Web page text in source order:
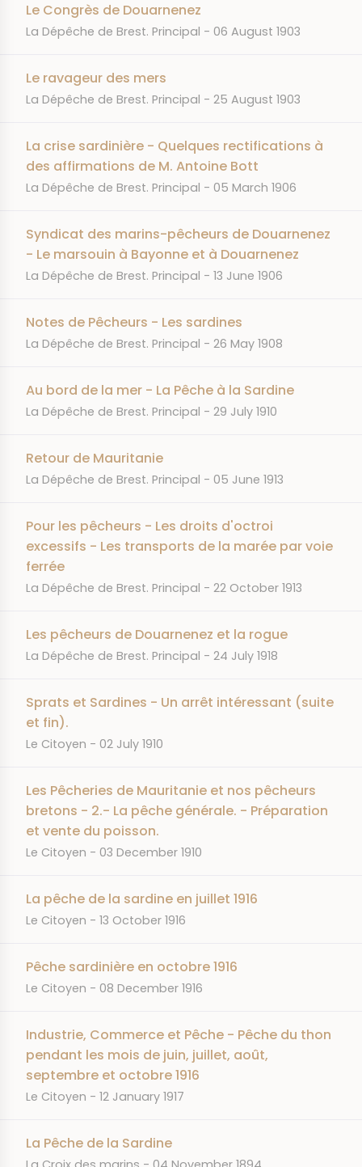
Le Congrès de Douarnenez
JOURNAL
La Dépêche de Brest. Principal DATE
06 August 1903
Le ravageur des mers
JOURNAL
La Dépêche de Brest. Principal DATE
25 August 1903
La crise sardinière - Quelques rectifications à
des affirmations de M. Antoine Bott
JOURNAL
La Dépêche de Brest. Principal DATE
05 March 1906
Syndicat des marins-pêcheurs de Douarnenez
- Le marsouin à Bayonne et à Douarnenez
JOURNAL
La Dépêche de Brest. Principal DATE
13 June 1906
Notes de Pêcheurs - Les sardines
JOURNAL
La Dépêche de Brest. Principal DATE
26 May 1908
Au bord de la mer - La Pêche à la Sardine
JOURNAL
La Dépêche de Brest. Principal DATE
29 July 1910
Retour de Mauritanie
JOURNAL
La Dépêche de Brest. Principal DATE
05 June 1913
Pour les pêcheurs - Les droits d'octroi
excessifs - Les transports de la marée par voie
ferrée
JOURNAL
La Dépêche de Brest. Principal DATE
22 October 1913
Les pêcheurs de Douarnenez et la rogue
JOURNAL
La Dépêche de Brest. Principal DATE
24 July 1918
Sprats et Sardines - Un arrêt intéressant (suite
et fin).
JOURNAL
Le Citoyen DATE
02 July 1910
Les Pêcheries de Mauritanie et nos pêcheurs
bretons - 2.- La pêche générale. - Préparation
et vente du poisson.
JOURNAL
Le Citoyen DATE
03 December 1910
La pêche de la sardine en juillet 1916
JOURNAL
Le Citoyen DATE
13 October 1916
Pêche sardinière en octobre 1916
JOURNAL
Le Citoyen DATE
08 December 1916
Industrie, Commerce et Pêche - Pêche du thon
pendant les mois de juin, juillet, août,
septembre et octobre 1916
JOURNAL
Le Citoyen DATE
12 January 1917
La Pêche de la Sardine
JOURNAL DATE